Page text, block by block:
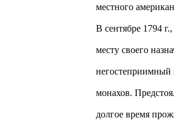
местного
В сентябре 1794
месту своего
негостеприимный
монахов.
долгое время